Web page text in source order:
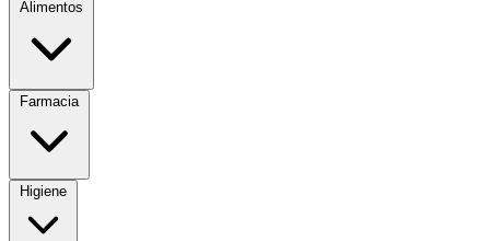
Alimentos
Farmacia
Higiene